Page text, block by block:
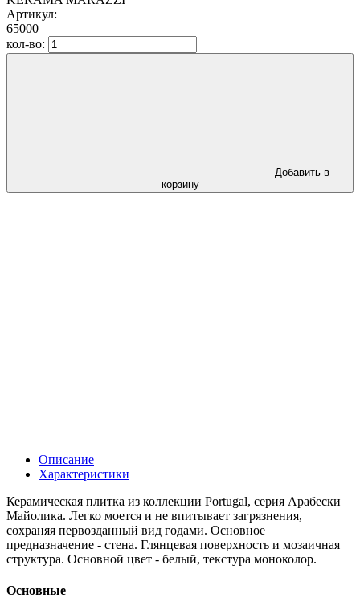
Артикул:
65000
кол-во:
Добавить в
корзину
Описание
Характеристики
Керамическая плитка из коллекции Portugal, серия Арабески
Майолика. Легко моется и не впитывает загрязнения,
сохраняя первозданный вид годами. Основное
предназначение - стена. Глянцевая поверхность и мозаичная
структура. Основной цвет - белый, текстура моноколор.
Основные